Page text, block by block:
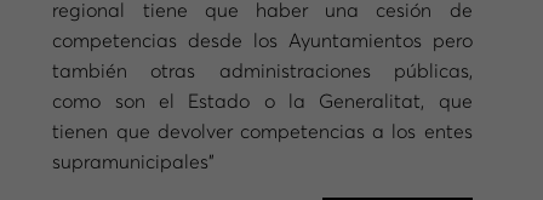
regional tiene que haber una cesión de
competencias desde los Ayuntamientos pero
también otras administraciones públicas,
como son el Estado o la Generalitat, que
tienen que devolver competencias a los entes
supramunicipales”